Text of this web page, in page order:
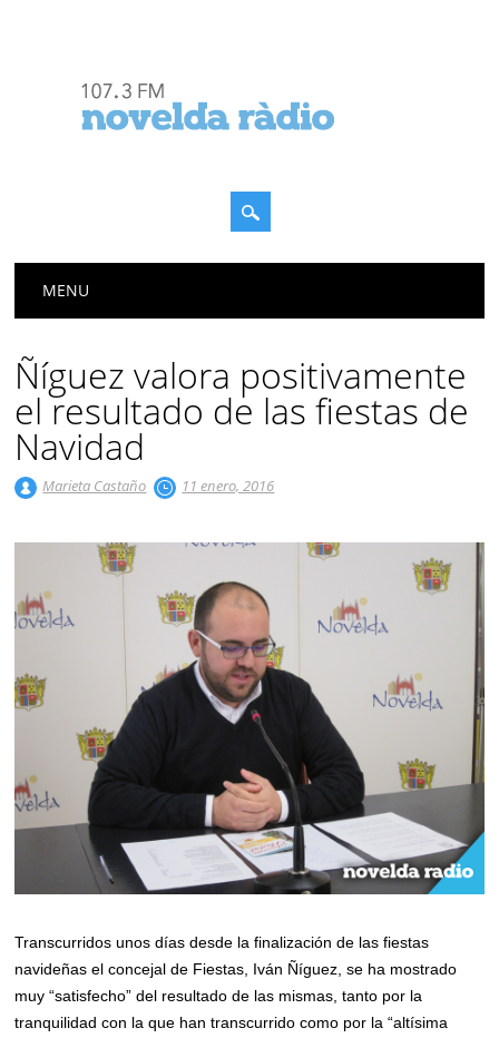
Menú principal
MENU
Ñíguez valora positivamente
el resultado de las fiestas de
Navidad
Marieta Castaño 11 enero, 2016
Transcurridos unos días desde la finalización de las fiestas
navideñas el concejal de Fiestas, Iván Ñíguez, se ha mostrado
muy “satisfecho” del resultado de las mismas, tanto por la
tranquilidad con la que han transcurrido como por la “altísima